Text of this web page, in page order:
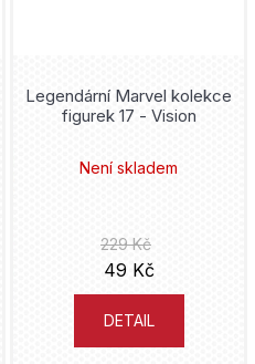
Legendární Marvel kolekce
figurek 17 - Vision
Není skladem
229 Kč
49 Kč
DETAIL